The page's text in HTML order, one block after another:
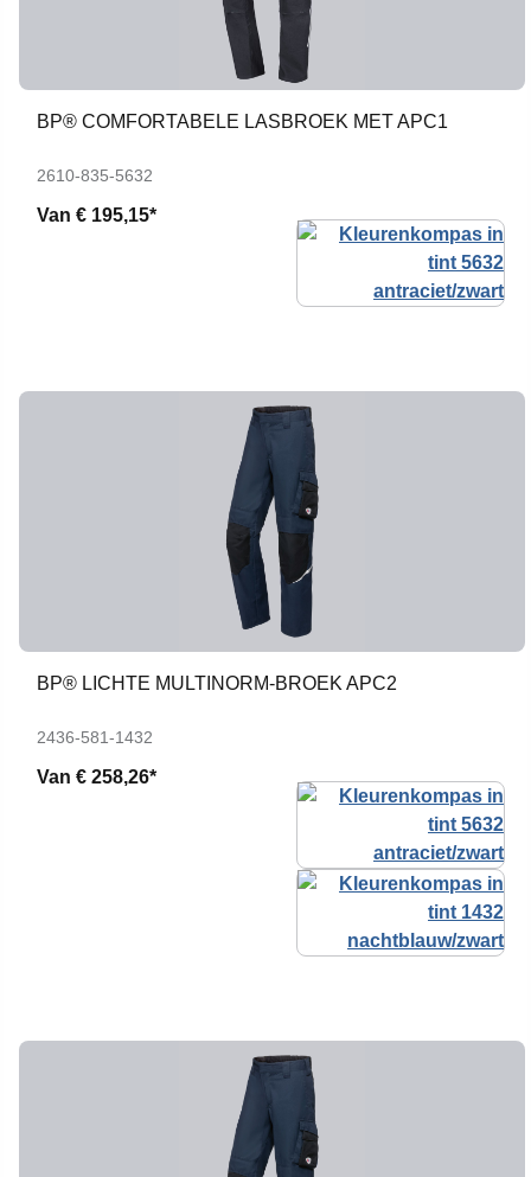
BP® COMFORTABELE LASBROEK MET APC1
2610-835-5632
Van € 195,15*
BP® LICHTE MULTINORM-BROEK APC2
2436-581-1432
Van € 258,26*